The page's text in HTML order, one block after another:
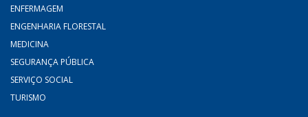
ENFERMAGEM
ENGENHARIA FLORESTAL
MEDICINA
SEGURANÇA PÚBLICA
SERVIÇO SOCIAL
TURISMO